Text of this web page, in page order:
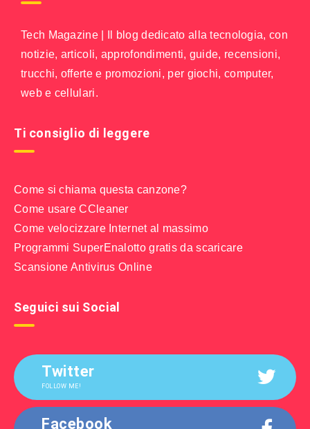
Tech Magazine | Il blog dedicato alla tecnologia, con
notizie, articoli, approfondimenti, guide, recensioni,
trucchi, offerte e promozioni, per giochi, computer,
web e cellulari.
Ti consiglio di leggere
Come si chiama questa canzone?
Come usare CCleaner
Come velocizzare Internet al massimo
Programmi SuperEnalotto gratis da scaricare
Scansione Antivirus Online
Seguici sui Social
Twitter
FOLLOW ME!
Facebook